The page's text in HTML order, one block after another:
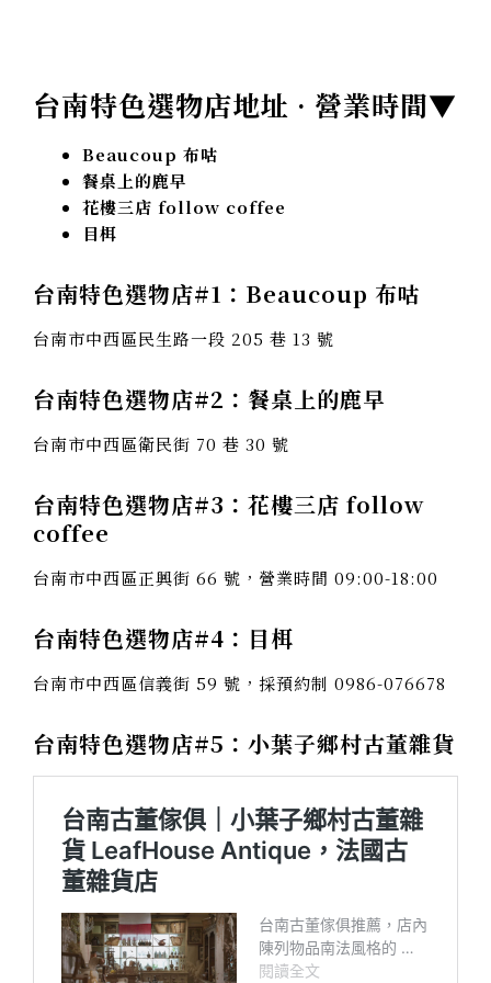
台南特色選物店地址 · 營業時間▼
Beaucoup 布咕
餐桌上的鹿早
花樓三店 follow coffee
目栮
台南特色選物店#1：Beaucoup 布咕
台南市中西區民生路一段 205 巷 13 號
台南特色選物店#2：餐桌上的鹿早
台南市中西區衛民街 70 巷 30 號
台南特色選物店#3：花樓三店 follow
coffee
台南市中西區正興街 66 號，營業時間 09:00-18:00
台南特色選物店#4：目栮
台南市中西區信義街 59 號，採預約制 0986-076678
台南特色選物店#5：小葉子鄉村古董雜貨